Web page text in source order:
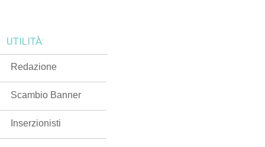
UTILITÀ:
Redazione
Scambio Banner
Inserzionisti